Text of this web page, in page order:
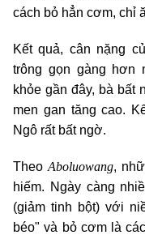
cách bỏ hẳn cơm, chỉ
Kết quả, cân nặng
trông gọn gàng hơn
khỏe gần đây, bà bất
men gan tăng cao.
Ngô rất bất ngờ.
Theo Aboluowang,
hiếm. Ngày càng
(giảm tinh bột) với
béo" và bỏ cơm là